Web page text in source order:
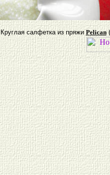
Круглая салфетка из пряжиPelican (